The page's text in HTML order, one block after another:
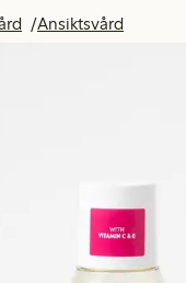
Ansiktsvård